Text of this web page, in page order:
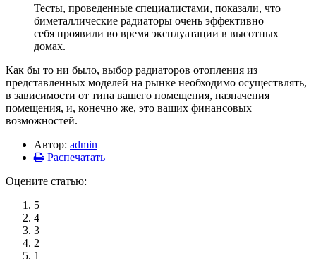
Тесты, проведенные специалистами, показали, что
биметаллические радиаторы очень эффективно
себя проявили во время эксплуатации в высотных
домах.
Как бы то ни было, выбор радиаторов отопления из
представленных моделей на рынке необходимо осуществлять,
в зависимости от типа вашего помещения, назначения
помещения, и, конечно же, это ваших финансовых
возможностей.
Автор: admin
Распечатать
Оцените статью:
5
4
3
2
1